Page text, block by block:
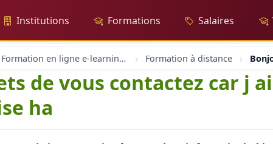
Institutions Formations Salaires
Formation en ligne e-learning et coaching Formation à distance
de vous contactez car j
ha